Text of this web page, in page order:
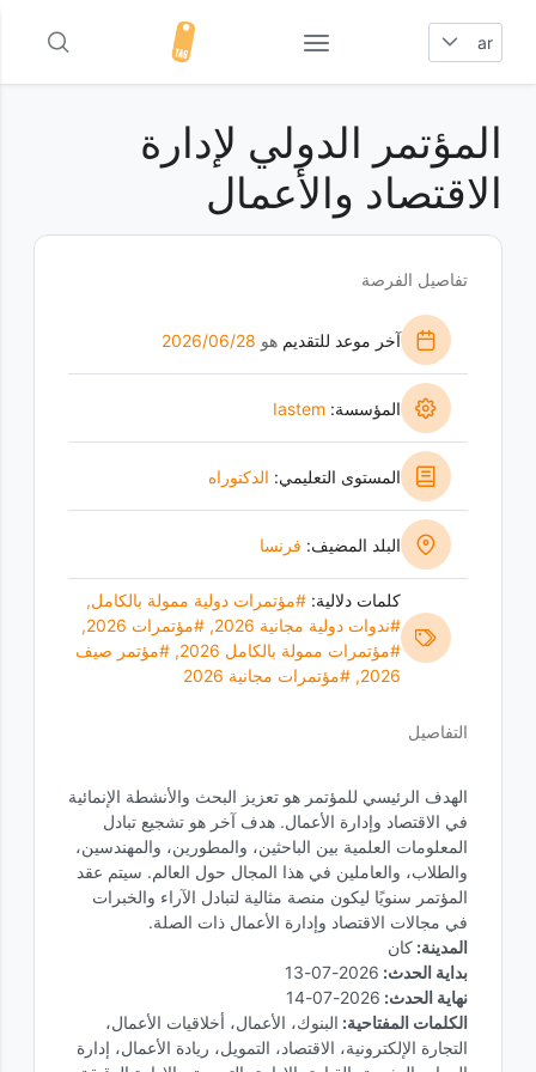
ar
المؤتمر الدولي لإدارة
الاقتصاد والأعمال
تفاصيل الفرصة
آخر موعد للتقديم هو 28‏/06‏/2026
المؤسسة: Iastem
المستوى التعليمي: الدكتوراه
البلد المضيف: فرنسا
كلمات دلالية: #مؤتمرات دولية ممولة بالكامل,
#ندوات دولية مجانية 2026
, #مؤتمرات 2026
,
#مؤتمرات ممولة بالكامل 2026
, #مؤتمر صيف
2026
, #مؤتمرات مجانية 2026
التفاصيل
الهدف الرئيسي للمؤتمر هو تعزيز البحث والأنشطة الإنمائية
في الاقتصاد وإدارة الأعمال. هدف آخر هو تشجيع تبادل
المعلومات العلمية بين الباحثين، والمطورين، والمهندسين،
والطلاب، والعاملين في هذا المجال حول العالم. سيتم عقد
المؤتمر سنويًا ليكون منصة مثالية لتبادل الآراء والخبرات
في مجالات الاقتصاد وإدارة الأعمال ذات الصلة.
المدينة: كان
بداية الحدث: 2026-07-13
نهاية الحدث: 2026-07-14
الكلمات المفتاحية: البنوك، الأعمال، أخلاقيات الأعمال،
التجارة الإلكترونية، الاقتصاد، التمويل، ريادة الأعمال، إدارة